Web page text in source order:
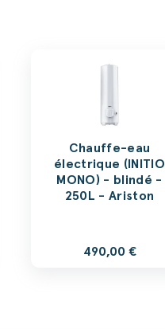
Chauffe-eau
électrique (INITIO
MONO) - blindé -
250L - Ariston
490,00 €